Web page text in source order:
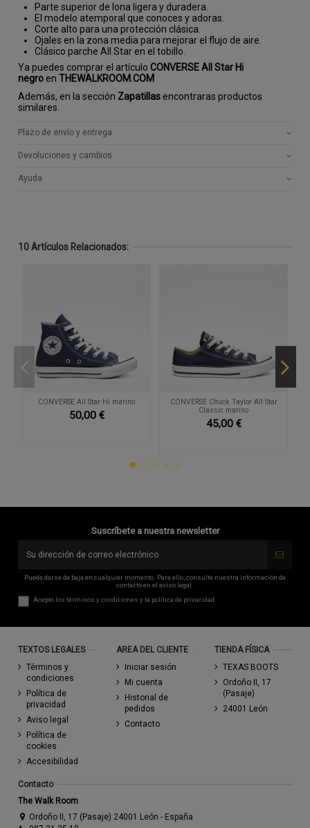
Parte superior de lona ligera y duradera.
El modelo atemporal que conoces y adoras.
Corte alto para una protección clásica.
Ojales en la zona media para mejorar el flujo de aire.
Clásico parche All Star en el tobillo.
Ya puedes comprar el artículoCONVERSE All Star Hi
negro enTHEWALKROOM.COM
Además, en la sección Zapatillas encontraras productos
similares.
Plazo de envío y entrega
Devoluciones y cambios
Ayuda
10 Artículos Relacionados:
CONVERSE All Star Hi marino
50,00 €
CONVERSE Chuck Taylor All Star
Classic marino
45,00 €
Suscríbete a nuestra newsletter
Puede darse de baja en cualquier momento. Para ello, consulte nuestra información de
contacto en el aviso legal.
Acepto lostérminos y condiciones y la política de privacidad
TEXTOS LEGALES
Términos y
condiciones
Política de
privacidad
Aviso legal
Política de
cookies
Accesibilidad
AREA DEL CLIENTE
Iniciar sesión
Mi cuenta
Historial de
pedidos
Contacto
TIENDA FÍSICA
TEXAS BOOTS
Ordoño II, 17
(Pasaje)
24001 León
Contacto
The Walk Room
Ordoño II, 17 (Pasaje) 24001 León - España